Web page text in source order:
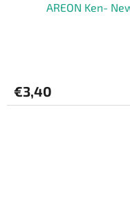
AREON Ken-
€3,40